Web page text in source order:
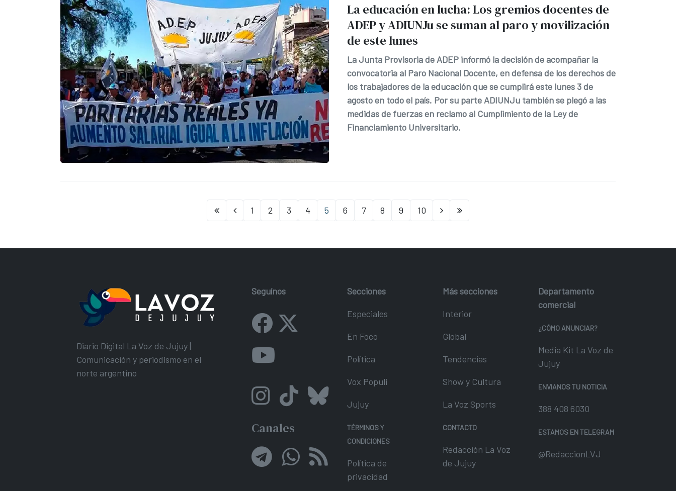
La educación en lucha: Los gremios docentes de
ADEP y ADIUNJu se suman al paro y movilización
de este lunes
La Junta Provisoria de ADEP informó la decisión de acompañar la
convocatoria al Paro Nacional Docente, en defensa de los derechos de
los trabajadores de la educación que se cumplirá este lunes 3 de
agosto en todo el país. Por su parte ADIUNJu también se plegó a las
medidas de fuerzas en reclamo al Cumplimiento de la Ley de
Financiamiento Universitario.
1 2 3 4 5 6 7 8 9 10
Diario Digital La Voz de Jujuy |
Comunicación y periodismo en el
norte argentino
Seguínos
Canales
Secciones
Especiales
En Foco
Política
Vox Populi
Jujuy
TÉRMINOS Y
CONDICIONES
Política de
privacidad
Más secciones
Interior
Global
Tendencias
Show y Cultura
La Voz Sports
CONTACTO
Redacción La Voz
de Jujuy
Departamento
comercial
¿CÓMO ANUNCIAR?
Media Kit La Voz de
Jujuy
ENVIANOS TU NOTICIA
388 408 6030
ESTAMOS EN TELEGRAM
@RedaccionLVJ